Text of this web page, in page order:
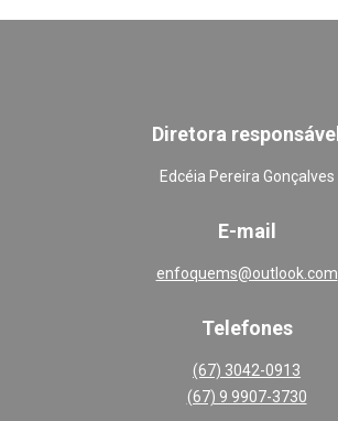
Diretora responsável
Edcéia Pereira Gonçalves
E-mail
enfoquems@outlook.com
Telefones
(67) 3042-0913
(67) 9 9907-3730